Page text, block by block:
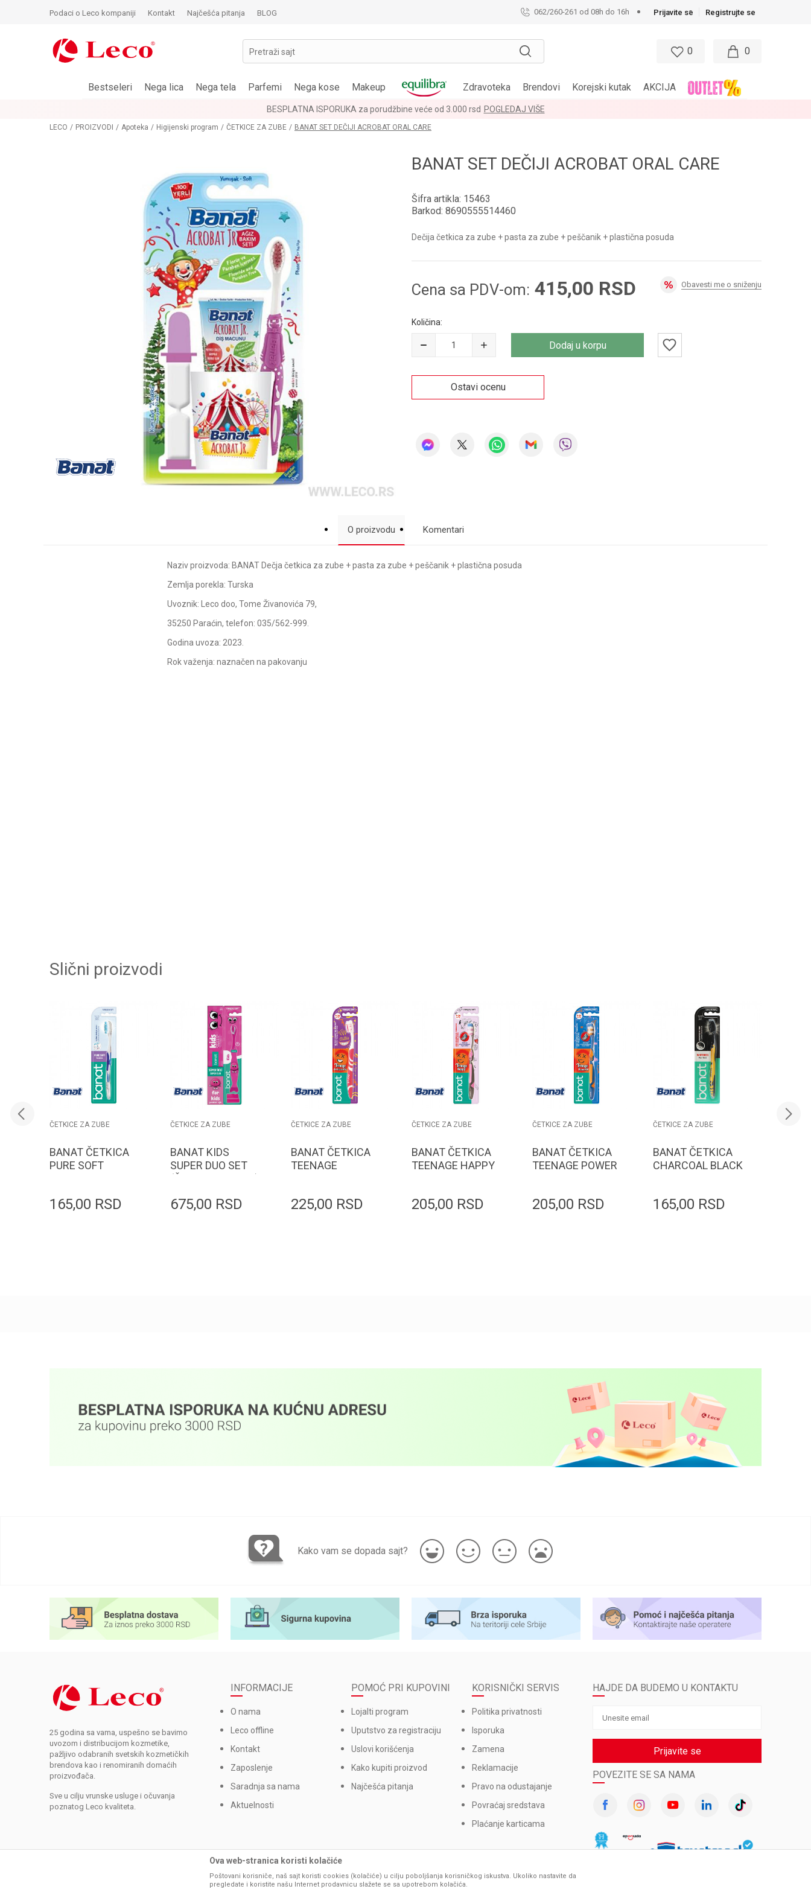
Podaci o Leco kompaniji Kontakt Najčešća pitanja BLOG Prijavite se Registrujte se
062/260-261 od 08h do 16h
Pretraži sajt 0
0
Bestseleri Nega lica Nega tela Parfemi Nega kose Makeup Zdravoteka Brendovi Korejski kutak AKCIJA
BESPLATNA ISPORUKA za porudžbine veće od 3.000 rsd POGLEDAJ VIŠE
LECO PROIZVODI Apoteka Higijenski program ČETKICE ZA ZUBE BANAT SET DEČIJI ACROBAT ORAL CARE
BANAT SET DEČIJI ACROBAT ORAL CARE
Šifra artikla: 15463
Barkod: 8690555514460
Dečija četkica za zube + pasta za zube + peščanik + plastična posuda
Cena sa PDV-om: 415,00 RSD Obavesti me o sniženju
Količina:
Dodaj u korpu
Ostavi ocenu
O proizvodu Komentari
Naziv proizvoda: BANAT Dečja četkica za zube + pasta za zube + peščanik + plastična posuda
Zemlja porekla: Turska
Uvoznik: Leco doo, Tome Živanovića 79,
35250 Paraćin, telefon: 035/562-999.
Godina uvoza: 2023.
Rok važenja: naznačen na pakovanju
Slični proizvodi
ČETKICE ZA ZUBE
BANAT ČETKICA
PURE SOFT
165,00 RSD
ČETKICE ZA ZUBE
BANAT KIDS
SUPER DUO SET
675,00 RSD
ČETKICE ZA ZUBE
BANAT ČETKICA
TEENAGE
225,00 RSD
ČETKICE ZA ZUBE
BANAT ČETKICA
TEENAGE HAPPY
205,00 RSD
ČETKICE ZA ZUBE
BANAT ČETKICA
TEENAGE POWER
205,00 RSD
ČETKICE ZA ZUBE
BANAT ČETKICA
CHARCOAL BLACK
165,00 RSD
Kako vam se dopada sajt?
25 godina sa vama, uspešno se bavimo
uvozom i distribucijom kozmetike,
pažljivo odabranih svetskih kozmetičkih
brendova kao i renomiranih domaćih
proizvođača.
Sve u cilju vrunske usluge i očuvanja
poznatog Leco kvaliteta.
INFORMACIJE
O nama
Leco offline
Kontakt
Zaposlenje
Saradnja sa nama
Aktuelnosti
POMOĆ PRI KUPOVINI
Lojalti program
Uputstvo za registraciju
Uslovi korišćenja
Kako kupiti proizvod
Najčešća pitanja
KORISNIČKI SERVIS
Politika privatnosti
Isporuka
Zamena
Reklamacije
Pravo na odustajanje
Povraćaj sredstava
Plaćanje karticama
HAJDE DA BUDEMO U KONTAKTU
Prijavite se
POVEZITE SE SA NAMA
Ova web-stranica koristi kolačiće
Poštovani korisniče, naš sajt koristi cookies (kolačiće) u cilju poboljšanja korisničkog iskustva. Ukoliko nastavite da
pregledate i koristite našu Internet prodavnicu slažete se sa upotrebom kolačića.